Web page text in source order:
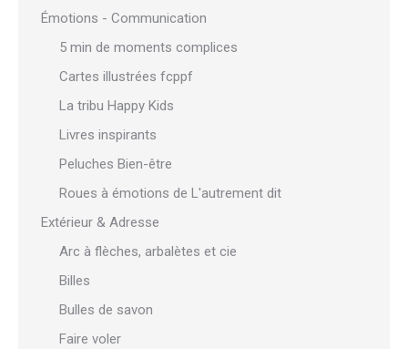
Émotions - Communication
5 min de moments complices
Cartes illustrées fcppf
La tribu Happy Kids
Livres inspirants
Peluches Bien-être
Roues à émotions de L'autrement dit
Extérieur & Adresse
Arc à flèches, arbalètes et cie
Billes
Bulles de savon
Faire voler